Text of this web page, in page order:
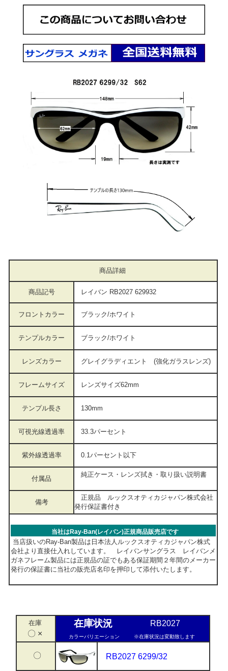
商品詳細
商品記号 レイバン RB2027 629932
フロントカラー ブラック/ホワイト
テンプルカラー ブラック/ホワイト
レンズカラー グレイグラディエント (強化ガラスレンズ)
フレームサイズ レンズサイズ62mm
テンプル長さ 130mm
可視光線透過率 33.3パーセント
紫外線透過率 0.1パーセント以下
付属品
純正ケース・レンズ拭き・取り扱い説明書
備考
正規品 ルックスオティカジャパン株式会社
発行保証書付き
当社はRay-Ban(レイバン)正規商品販売店です
当店扱いのRay-Ban製品は日本法人ルックスオティカジャパン株式
会社より直接仕入れしています。 レイバンサングラス レイバンメ
ガネフレーム製品には正規品の証でもある保証期間２年間のメーカー
発行の保証書に当社の販売店名印を押印して添付いたします。
在庫
〇 ×
在庫状況 RB2027
カラーバリエーション ※在庫状況は変動致します
〇 RB2027 6299/32